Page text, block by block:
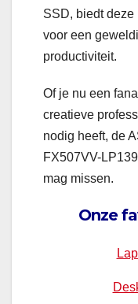
SSD, biedt
voor een
productiviteit.
Of je nu een
creatieve
nodig heeft, de
FX507VV-
mag missen.
Onze